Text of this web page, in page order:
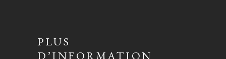
PLUS
D’INFORMATION